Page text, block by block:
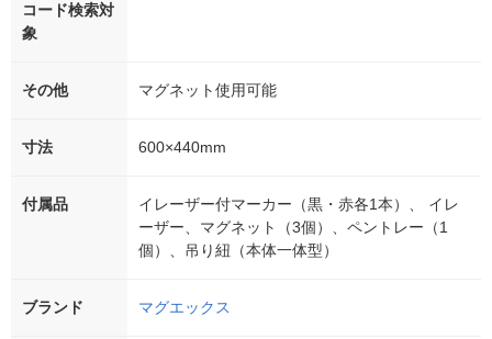
コード検索対
象
その他 マグネット使用可能
寸法 600×440mm
付属品
イレーザー付マーカー（黒・赤各1本）、 イレ
ーザー、マグネット（3個）、ペントレー（1
個）、吊り紐（本体一体型）
ブランド マグエックス